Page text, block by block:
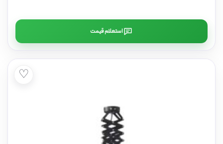
استعلام قیمت
♡